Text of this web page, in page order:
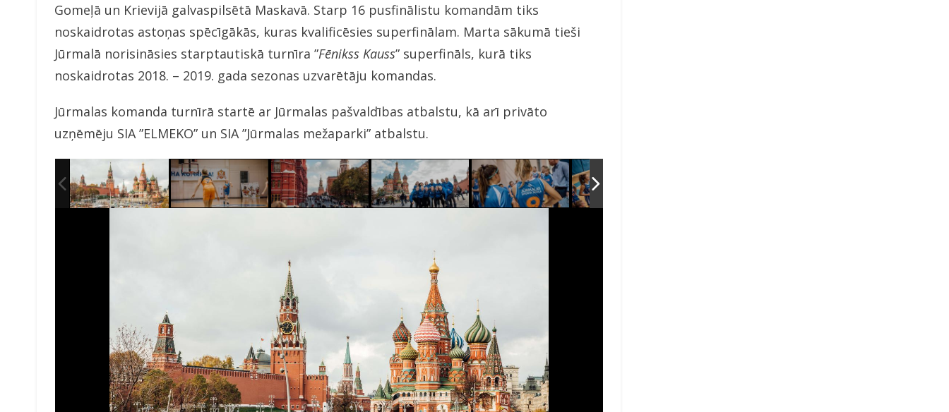
Gomeļā un Krievijā galvaspilsētā Maskavā. Starp 16 pusfinālistu komandām tiks
noskaidrotas astoņas spēcīgākās, kuras kvalificēsies superfinālam. Marta sākumā tieši
Jūrmalā norisināsies starptautiskā turnīra ”Fēnikss Kauss” superfināls, kurā tiks
noskaidrotas 2018. – 2019. gada sezonas uzvarētāju komandas.
Jūrmalas komanda turnīrā startē ar Jūrmalas pašvaldības atbalstu, kā arī privāto
uzņēmēju SIA ”ELMEKO” un SIA ”Jūrmalas mežaparki” atbalstu.